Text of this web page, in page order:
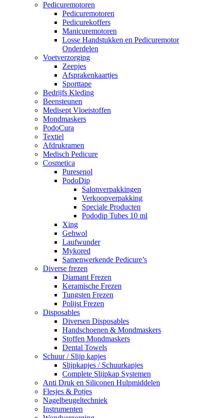
Pedicuremotoren
Pedicuremotoren
Pedicurekoffers
Manicuremotoren
Losse Handstukken en Pedicuremotor
Onderdelen
Voetverzorging
Zeepjes
Afsprakenkaartjes
Sporttape
Bedrijfs Kleding
Beensteunen
Medisept Vloeistoffen
Mondmaskers
PodoCura
Textiel
Afdrukramen
Medisch Pedicure
Cosmetica
Puresenol
PodoDip
Salonverpakkingen
Verkoopverpakking
Speciale Producten
Pododip Tubes 10 ml
Xing
Gehwol
Laufwunder
Mykored
Samenwerkende Pedicure’s
Diverse frezen
Diamant Frezen
Keramische Frezen
Tungsten Frezen
Polijst Frezen
Disposables
Diversen Disposables
Handschoenen & Mondmaskers
Stoffen Mondmaskers
Dental Towels
Schuur / Slijp kapjes
Slijpkapjes / Schuurkapjes
Complete Slijpkap Systemen
Anti Druk en Siliconen Hulpmiddelen
Flesjes & Potjes
Nagelbeugeltechniek
Instrumenten